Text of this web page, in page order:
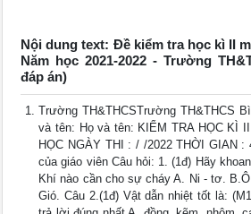
Nội dung text: Đề kiểm tra học kì II
Năm học 2021-2022 - Trường
đáp án)
Trường TH&THCSTrường TH&THCS
và tên: Họ và tên: KIỂM TRA HỌC KÌ
HỌC NGÀY THI : / /2022 THỜI GIAN :
của giáo viên Câu hỏi: 1. (1đ) Hãy
Khí nào cần cho sự cháy A. Ni - tơ.
Gió. Câu 2.(1đ) Vật dẫn nhiệt tốt là: